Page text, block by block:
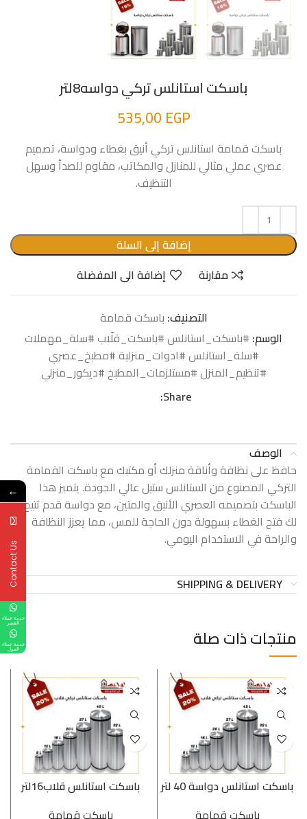
باسكت استانلس تركي دواسه8لتر
535,00 EGP
باسكت قمامة استانلس تركي أنيق بغطاء ودواسة، تصميم
عصري عملي مثالي للمنازل والمكاتب، مقاوم للصدأ وسهل
التنظيف.
إضافة إلى السلة
مقارنة
إضافة الى المفضلة
التصنيف: باسكت قمامة
الوسم: #باسكت_استانلس #باسكت_قلّاب #سلة_مهملات
#سلة_استانلس #ادوات_منزلية #مطبخ_عصري
#تنظيم_المنزل #مستلزمات_المطبخ #ديكور_منزلي
Share:
الوصف
حافظ على نظافة وأناقة منزلك أو مكتبك مع باسكت القمامة
التركي المصنوع من الستانلس ستيل عالي الجودة. يتميز هذا
الباسكت بتصميمه العصري الأنيق والمتين، مع دواسة قدم تتيح
لك فتح الغطاء بسهولة دون الحاجة للمس، مما يعزز النظافة
والراحة في الاستخدام اليومي.
SHIPPING & DELIVERY
منتجات ذات صلة
باسكت استانلس دواسة 40 لتر
باسكت استانلس قلاب16لتر
←
Contact Us
خدمة عملاء
القصر
خدمة عملاء
المول